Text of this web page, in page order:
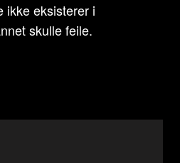
ikke eksisterer i
skulle feile.